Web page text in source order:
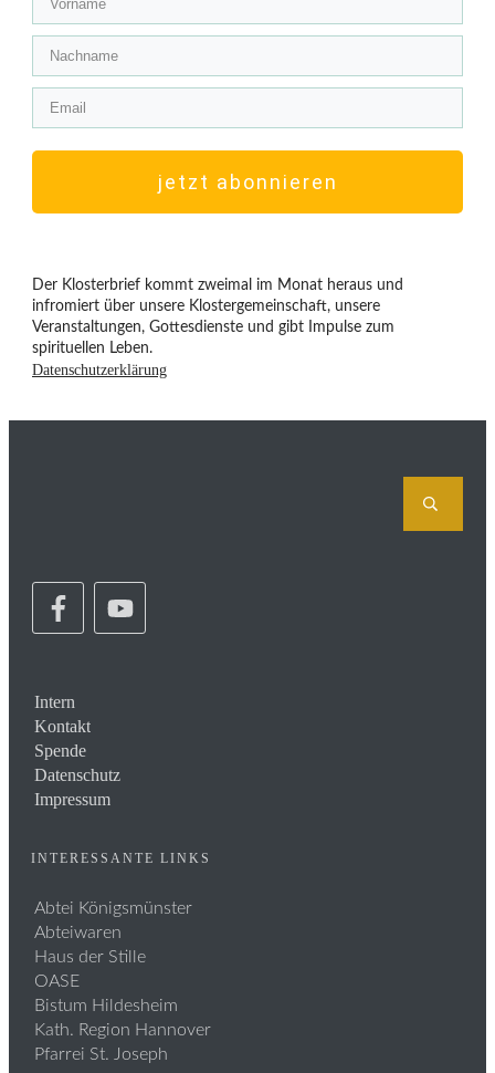
jetzt abonnieren
Der Klosterbrief kommt zweimal im Monat heraus und
infromiert über unsere Klostergemeinschaft, unsere
Veranstaltungen, Gottesdienste und gibt Impulse zum
spirituellen Leben.
Datenschutzerklärung
Intern
Kontakt
Spende
Datenschutz
Impressum
INTERESSANTE LINKS
Abtei Königsmünster
Abteiwaren
Haus der Stille
OASE
Bistum Hildesheim
Kath. Region Hannover
Pfarrei St. Joseph